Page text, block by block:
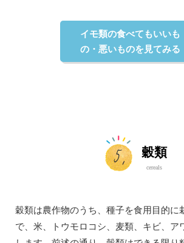
イモ類の食べてもいいも
の・悪いものを見てみる
穀類
cereals
穀類は農作物のうち、種子を食用目的に
で、米、トウモロコシ、麦類、キビ、ア